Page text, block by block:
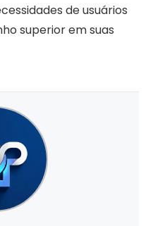
de usuários
superior em suas